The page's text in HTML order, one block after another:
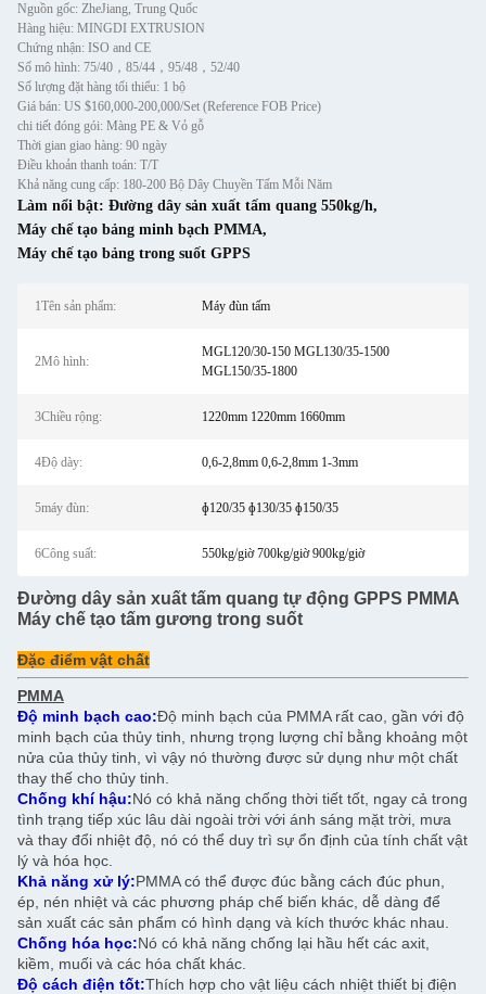
Nguồn gốc: ZheJiang, Trung Quốc
Hàng hiệu: MINGDI EXTRUSION
Chứng nhận: ISO and CE
Số mô hình: 75/40，85/44，95/48，52/40
Số lượng đặt hàng tối thiểu: 1 bộ
Giá bán: US $160,000-200,000/Set (Reference FOB Price)
chi tiết đóng gói: Màng PE & Vỏ gỗ
Thời gian giao hàng: 90 ngày
Điều khoản thanh toán: T/T
Khả năng cung cấp: 180-200 Bộ Dây Chuyền Tấm Mỗi Năm
Làm nổi bật: Đường dây sản xuất tấm quang 550kg/h,
Máy chế tạo bảng minh bạch PMMA,
Máy chế tạo bảng trong suốt GPPS
1Tên sản phẩm: Máy đùn tấm
2Mô hình:
MGL120/30-150 MGL130/35-1500
MGL150/35-1800
3Chiều rộng: 1220mm 1220mm 1660mm
4Độ dày: 0,6-2,8mm 0,6-2,8mm 1-3mm
5máy đùn: ɸ120/35 ɸ130/35 ɸ150/35
6Công suất: 550kg/giờ 700kg/giờ 900kg/giờ
Đường dây sản xuất tấm quang tự động GPPS PMMA
Máy chế tạo tấm gương trong suốt
Đặc điểm vật chất
PMMA
Độ minh bạch cao:Độ minh bạch của PMMA rất cao, gần với độ
minh bạch của thủy tinh, nhưng trọng lượng chỉ bằng khoảng một
nửa của thủy tinh, vì vậy nó thường được sử dụng như một chất
thay thế cho thủy tinh.
Chống khí hậu:Nó có khả năng chống thời tiết tốt, ngay cả trong
tình trạng tiếp xúc lâu dài ngoài trời với ánh sáng mặt trời, mưa
và thay đổi nhiệt độ, nó có thể duy trì sự ổn định của tính chất vật
lý và hóa học.
Khả năng xử lý:PMMA có thể được đúc bằng cách đúc phun,
ép, nén nhiệt và các phương pháp chế biến khác, dễ dàng để
sản xuất các sản phẩm có hình dạng và kích thước khác nhau.
Chống hóa học:Nó có khả năng chống lại hầu hết các axit,
kiềm, muối và các hóa chất khác.
Độ cách điện tốt:Thích hợp cho vật liệu cách nhiệt thiết bị điện